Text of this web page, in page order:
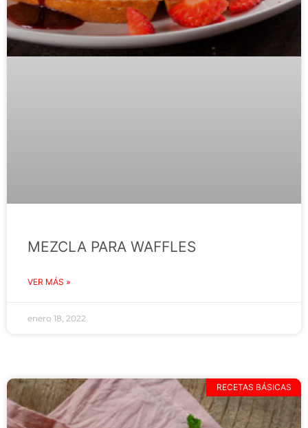
MEZCLA PARA WAFFLES
VER MÁS »
enero 18, 2022
RECETAS BÁSICAS